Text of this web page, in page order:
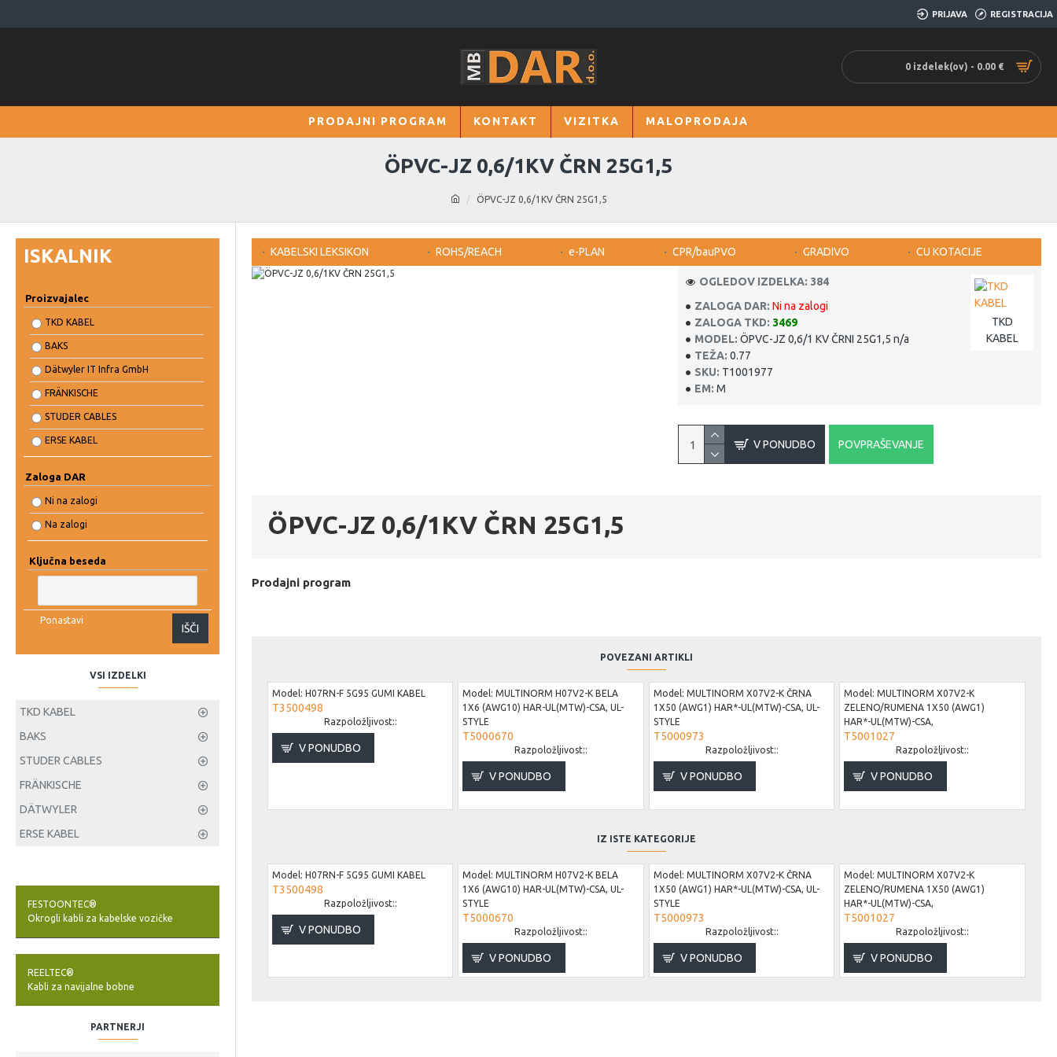
PRIJAVA REGISTRACIJA
0 izdelek(ov) - 0.00 €
PRODAJNI PROGRAM KONTAKT VIZITKA MALOPRODAJA
ÖPVC-JZ 0,6/1KV ČRN 25G1,5
ÖPVC-JZ 0,6/1KV ČRN 25G1,5
ISKALNIK
Proizvajalec
TKD KABEL
BAKS
Dätwyler IT Infra GmbH
FRÄNKISCHE
STUDER CABLES
ERSE KABEL
Zaloga DAR
Ni na zalogi
Na zalogi
Ključna beseda
Ponastavi
IŠČI
VSI IZDELKI
TKD KABEL
BAKS
STUDER CABLES
FRÄNKISCHE
DÄTWYLER
ERSE KABEL
FESTOONTEC®
Okrogli kabli za kabelske vozičke
REELTEC®
Kabli za navijalne bobne
PARTNERJI
KABELSKI LEKSIKON ROHS/REACH e-PLAN CPR/bauPVO GRADIVO CU KOTACIJE
ZALOGA DAR: Ni na zalogi
ZALOGA TKD: 3469
MODEL: ÖPVC-JZ 0,6/1 KV ČRNI 25G1,5 n/a
TEŽA: 0.77
SKU: T1001977
EM: M
TKD
KABEL
OGLEDOV IZDELKA: 384
V PONUDBO POVPRAŠEVANJE
ÖPVC-JZ 0,6/1KV ČRN 25G1,5
Prodajni program
POVEZANI ARTIKLI
Model: H07RN-F 5G95 GUMI KABEL
T3500498
Razpoložljivost::
V PONUDBO
Model: MULTINORM H07V2-K BELA
1X6 (AWG10) HAR-UL(MTW)-CSA, UL-
STYLE
T5000670
Razpoložljivost::
V PONUDBO
Model: MULTINORM X07V2-K ČRNA
1X50 (AWG1) HAR*-UL(MTW)-CSA, UL-
STYLE
T5000973
Razpoložljivost::
V PONUDBO
Model: MULTINORM X07V2-K
ZELENO/RUMENA 1X50 (AWG1)
HAR*-UL(MTW)-CSA,
T5001027
Razpoložljivost::
V PONUDBO
IZ ISTE KATEGORIJE
Model: H07RN-F 5G95 GUMI KABEL
T3500498
Razpoložljivost::
V PONUDBO
Model: MULTINORM H07V2-K BELA
1X6 (AWG10) HAR-UL(MTW)-CSA, UL-
STYLE
T5000670
Razpoložljivost::
V PONUDBO
Model: MULTINORM X07V2-K ČRNA
1X50 (AWG1) HAR*-UL(MTW)-CSA, UL-
STYLE
T5000973
Razpoložljivost::
V PONUDBO
Model: MULTINORM X07V2-K
ZELENO/RUMENA 1X50 (AWG1)
HAR*-UL(MTW)-CSA,
T5001027
Razpoložljivost::
V PONUDBO